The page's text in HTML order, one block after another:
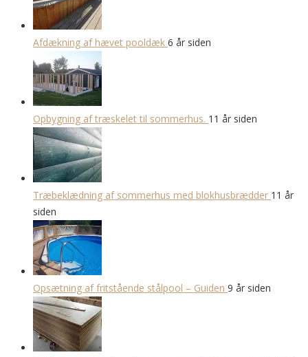
Afdækning af hævet pooldæk 6 år siden
Opbygning af træskelet til sommerhus. 11 år siden
Træbeklædning af sommerhus med blokhusbrædder 11 år
siden
Opsætning af fritstående stålpool – Guiden 9 år siden